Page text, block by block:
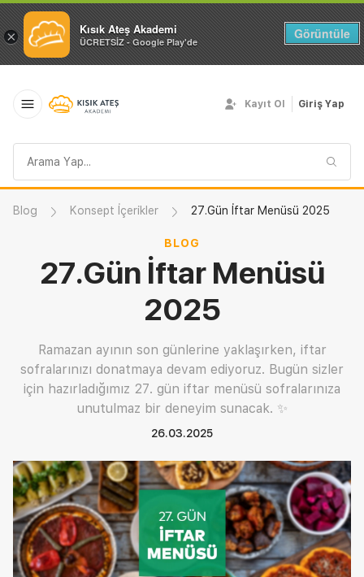
× Kısık Ateş Akademi
ÜCRETSİZ - Google Play'de
Görüntüle
sorgusu
Kayıt Ol Giriş Yap
Blog Konsept İçerikler 27.Gün İftar Menüsü 2025
BLOG
27.Gün İftar Menüsü
2025
Ramazan ayının son günlerine yaklaşırken, iftar
sofralarınızı donatmaya devam ediyoruz. Bugün sizler
için hazırladığımız 27. gün iftar menüsü sofralarınıza
unutulmaz bir deneyim sunacak. ✨
26.03.2025